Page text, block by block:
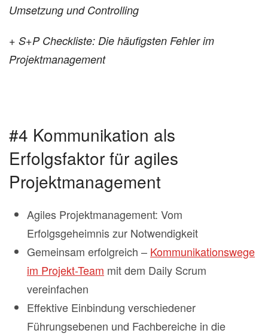
Umsetzung und Controlling
+ S+P Checkliste: Die häufigsten Fehler im
Projektmanagement
#4 Kommunikation als
Erfolgsfaktor für agiles
Projektmanagement
Agiles Projektmanagement: Vom
Erfolgsgeheimnis zur Notwendigkeit
Gemeinsam erfolgreich – Kommunikationswege
im Projekt-Team mit dem Daily Scrum
vereinfachen
Effektive Einbindung verschiedener
Führungsebenen und Fachbereiche in die